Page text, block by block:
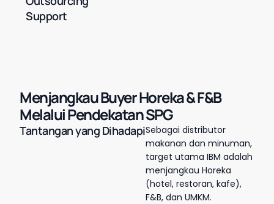
Support
Menjangkau Buyer Horeka & F&B
Melalui Pendekatan SPG
Tantangan yang DihadapiSebagai distributor
makanan dan minuman,
target utama IBM adalah
menjangkau Horeka
(hotel, restoran, kafe),
F&B, dan UMKM.